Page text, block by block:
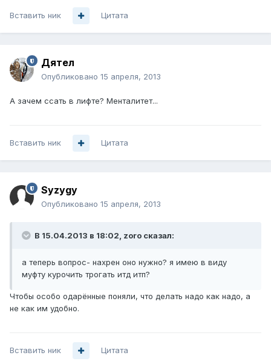
Вставить ник Цитата
Дятел
Опубликовано 15 апреля, 2013
А зачем ссать в лифте? Менталитет...
Вставить ник Цитата
Syzygy
Опубликовано 15 апреля, 2013
В 15.04.2013 в 18:02, zoro сказал:
а теперь вопрос- нахрен оно нужно? я имею в виду
муфту курочить трогать итд итп?
Чтобы особо одарённые поняли, что делать надо как надо, а
не как им удобно.
Вставить ник Цитата